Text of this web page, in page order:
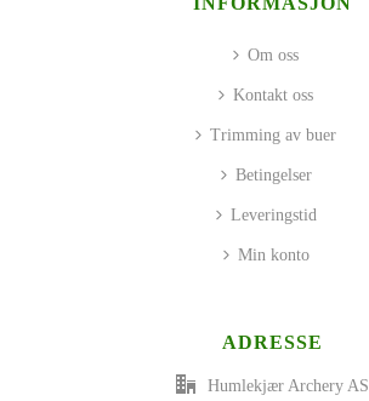
Om oss
Kontakt oss
Trimming av buer
Betingelser
Leveringstid
Min konto
ADRESSE
Humlekjær Archery AS